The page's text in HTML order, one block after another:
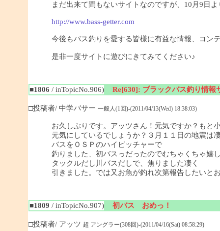
まだ出来て間もないサイトなのですが、10月9日
http://www.bass-getter.com
今後もバス釣りを愛する皆様に有益な情報、コン
是非一度サイトに遊びにきてみてください♪
■1806 / inTopicNo.906) Re[630]: ブラックバス釣り情報
□投稿者/ 中学バサー 一般人(1回)-(2011/04/13(Wed) 18:38:03)
お久しぶりです。アッツさん！元気ですか？もと
元気にしているでしょうか？３月１１日の地震は
バスをＯＳＰのハイピッチャーで
釣りました、初バスっだったのでむちゃくちゃ嬉
タックルだし川バスだしで、焦りました凄く
引きました。では又お魚が釣れ次第報告したいと
■1809 / inTopicNo.907) 初バス おめっ！
□投稿者/ アッツ 超 アングラー(308回)-(2011/04/16(Sat) 08:58:29)